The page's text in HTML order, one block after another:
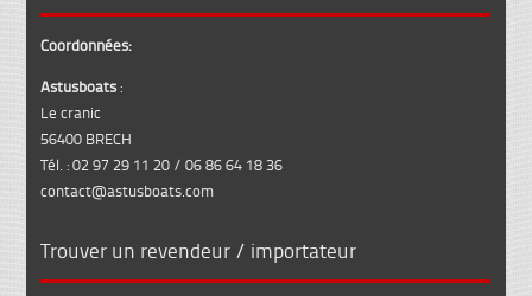
Coordonnées:
Astusboats:
Le cranic
56400 BRECH
Tél. : 02 97 29 11 20 / 06 86 64 18 36
contact@astusboats.com
Trouver un revendeur / importateur